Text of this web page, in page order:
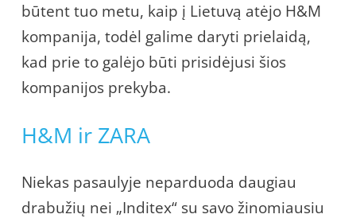
būtent tuo metu, kaip į Lietuvą atėjo H&M
kompanija, todėl galime daryti prielaidą,
kad prie to galėjo būti prisidėjusi šios
kompanijos prekyba.
H&M ir ZARA
Niekas pasaulyje neparduoda daugiau
drabužių nei „Inditex“ su savo žinomiausiu